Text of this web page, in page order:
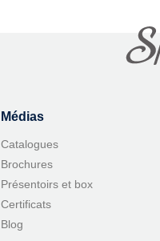
Médias
Catalogues
Brochures
Présentoirs et box
Certificats
Blog